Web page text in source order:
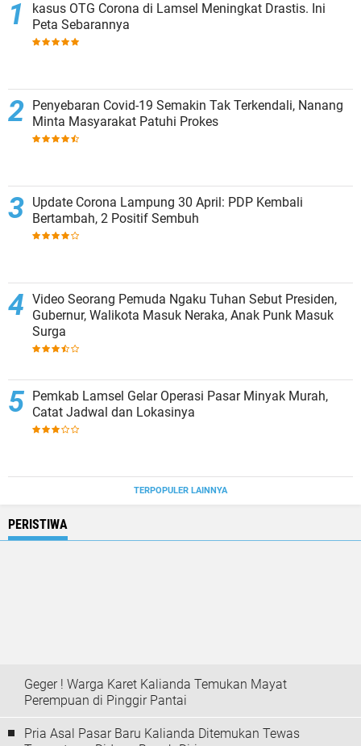
kasus OTG Corona di Lamsel Meningkat Drastis. Ini
Peta Sebarannya
Penyebaran Covid-19 Semakin Tak Terkendali, Nanang
Minta Masyarakat Patuhi Prokes
Update Corona Lampung 30 April: PDP Kembali
Bertambah, 2 Positif Sembuh
Video Seorang Pemuda Ngaku Tuhan Sebut Presiden,
Gubernur, Walikota Masuk Neraka, Anak Punk Masuk
Surga
Pemkab Lamsel Gelar Operasi Pasar Minyak Murah,
Catat Jadwal dan Lokasinya
TERPOPULER LAINNYA
PERISTIWA
Geger ! Warga Karet Kalianda Temukan Mayat
Perempuan di Pinggir Pantai
Pria Asal Pasar Baru Kalianda Ditemukan Tewas